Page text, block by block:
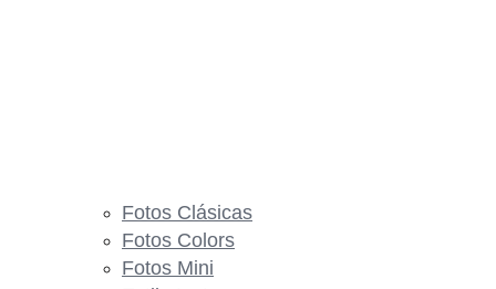
Fotos Clásicas
Fotos Colors
Fotos Mini